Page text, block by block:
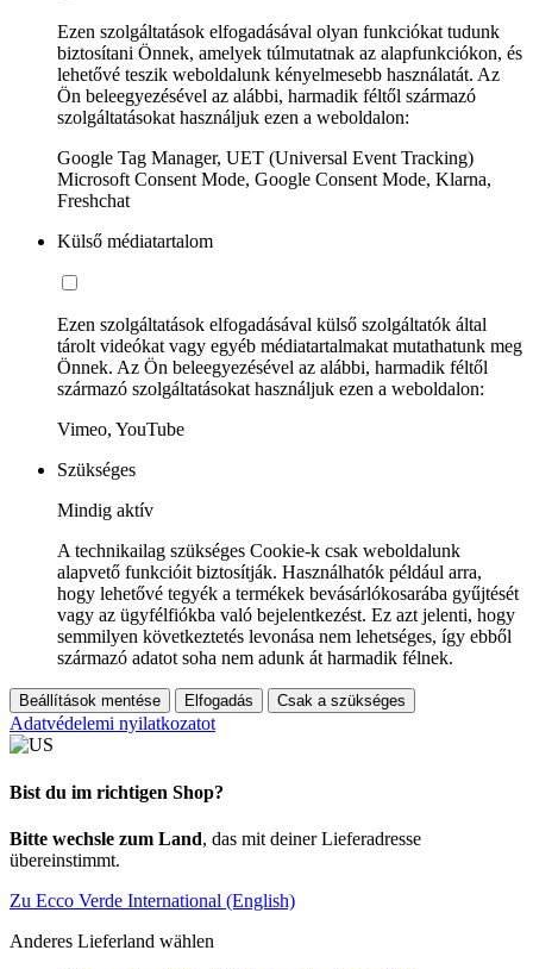
Ezen szolgáltatások elfogadásával olyan funkciókat tudunk
biztosítani Önnek, amelyek túlmutatnak az alapfunkciókon, és
lehetővé teszik weboldalunk kényelmesebb használatát. Az
Ön beleegyezésével az alábbi, harmadik féltől származó
szolgáltatásokat használjuk ezen a weboldalon:
Google Tag Manager, UET (Universal Event Tracking)
Microsoft Consent Mode, Google Consent Mode, Klarna,
Freshchat
Külső médiatartalom
Ezen szolgáltatások elfogadásával külső szolgáltatók által
tárolt videókat vagy egyéb médiatartalmakat mutathatunk meg
Önnek. Az Ön beleegyezésével az alábbi, harmadik féltől
származó szolgáltatásokat használjuk ezen a weboldalon:
Vimeo, YouTube
Szükséges
Mindig aktív
A technikailag szükséges Cookie-k csak weboldalunk
alapvető funkcióit biztosítják. Használhatók például arra,
hogy lehetővé tegyék a termékek bevásárlókosarába gyűjtését
vagy az ügyfélfiókba való bejelentkezést. Ez azt jelenti, hogy
semmilyen következtetés levonása nem lehetséges, így ebből
származó adatot soha nem adunk át harmadik félnek.
Beállítások mentése Elfogadás Csak a szükséges
Adatvédelemi nyilatkozatot
Bist du im richtigen Shop?
Bitte wechsle zum Land, das mit deiner Lieferadresse
übereinstimmt.
Zu Ecco Verde International (English)
Anderes Lieferland wählen